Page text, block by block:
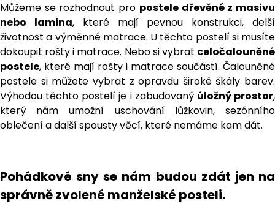
Můžeme se rozhodnout pro postele dřevěné z masivu
nebo lamina, které mají pevnou konstrukci, delší
životnost a výměnné matrace. U těchto postelí si musíte
dokoupit rošty i matrace. Nebo si vybrat celočalouněné
postele, které mají rošty i matrace součástí. Čalouněné
postele si můžete vybrat z opravdu široké škály barev.
Výhodou těchto postelí je i zabudovaný úložný prostor,
který nám umožní uschování lůžkovin, sezónního
oblečení a další spousty věcí, které nemáme kam dát.
Pohádkové sny se nám budou zdát jen na
správně zvolené manželské posteli.